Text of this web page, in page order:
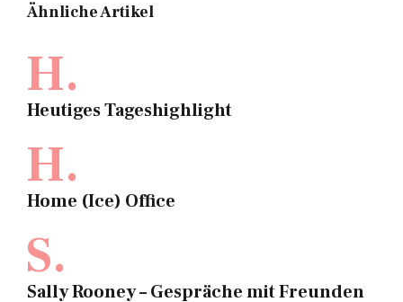
Ähnliche Artikel
H.
Heutiges Tageshighlight
H.
Home (Ice) Office
S.
Sally Rooney – Gespräche mit Freunden